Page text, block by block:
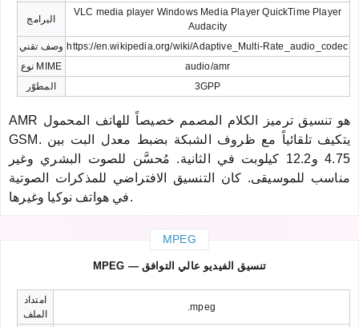
البرامج
VLC media player Windows Media Player QuickTime Player
Audacity
وصف تقني https://en.wikipedia.org/wiki/Adaptive_Multi-Rate_audio_codec
نوع MIME
audio/amr
المطوّر
3GPP
AMR هو تنسيق ترميز الكلام المصمم خصيصاً للهاتف المحمول
GSM. يتكيف تلقائياً مع ظروف الشبكة بضبط معدل البت بين
4.75 و12.2 كيلوبت في الثانية. مُحسَّن للصوت البشري وغير
مناسب للموسيقى. كان التنسيق الافتراضي للمذكرات الصوتية
في هواتف نوكيا وغيرها.
MPEG
MPEG — تنسيق الفيديو عالي التوافق
امتداد
الملف
.mpeg